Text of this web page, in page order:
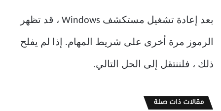
بعد إعادة تشغيل مستكشف Windows ، قد تظهر
الرموز مرة أخرى على شريط المهام. إذا لم يفلح
ذلك ، فلننتقل إلى الحل التالي.
مقالات ذات صلة